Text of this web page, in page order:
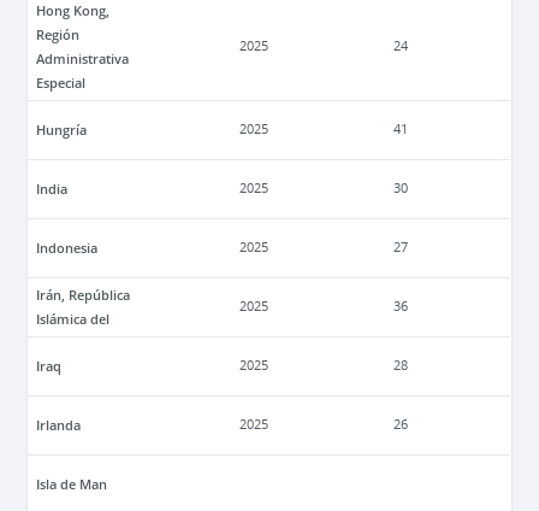
Hong Kong,
Región
Administrativa
Especial
2025 24
Hungría 2025 41
India 2025 30
Indonesia 2025 27
Irán, República
Islámica del
2025 36
Iraq 2025 28
Irlanda 2025 26
Isla de Man